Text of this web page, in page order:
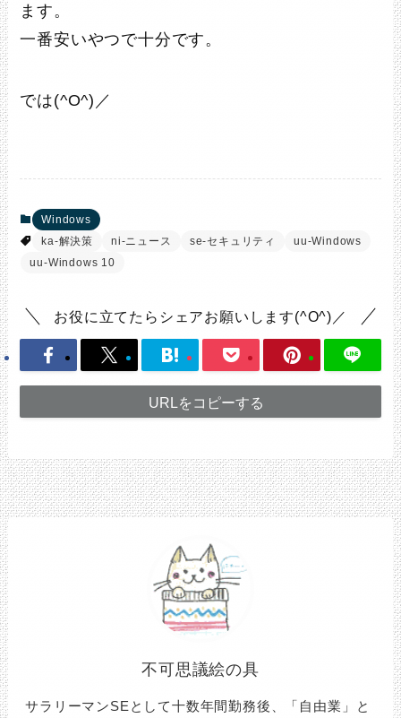
ます。
一番安いやつで十分です。
では(^O^)／
Windows
ka-解決策
ni-ニュース se-セキュリティ
uu-Windows
uu-Windows 10
お役に立てたらシェアお願いします(^O^)／
URLをコピーする
不可思議絵の具
サラリーマンSEとして十数年間勤務後、「自由業」と